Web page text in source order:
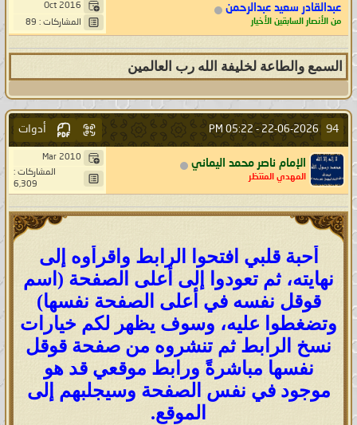
عبدالقادر سعيد عبدالرحمن
من الأنصار السابقين الأخيار
Oct 2016
المشاركات : 89
السمع والطاعة لخليفة الله رب العالمين
94
22-06-2026 -
05:22 PM أدوات
الإمام ناصر محمد اليماني
المهدي المنتظر
Mar 2010
المشاركات :
6,309
أحبة قلبي افتحوا الرابط واقرأوه إلى
نهايته، ثم تعودوا إلى أعلى الصفحة (اسم
قوقل نفسه في أعلى الصفحة نفسها)
وتضغطوا عليه، وسوف يظهر لكم خيارات
نسخ الرابط ثم تنشروه من صفحة قوقل
نفسها مباشرةً ورابط موقعي قد هو
موجود في نفس الصفحة وسيجلبهم إلى
الموقع.